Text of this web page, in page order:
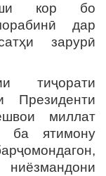
кор бо
дар
зарурӣ
тиҷорати
Президенти
миллат
ба ятимону